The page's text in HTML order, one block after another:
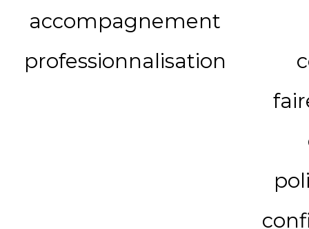
accompagnement
professionnalisation